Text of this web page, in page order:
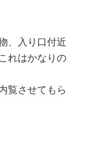
、入り口付近
れはかなりの
覧させてもら